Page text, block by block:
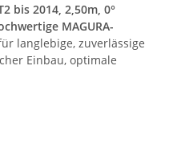
bis 2014, 2,50m, 0°
MAGURA-
langlebige, zuverlässige
Einbau, optimale